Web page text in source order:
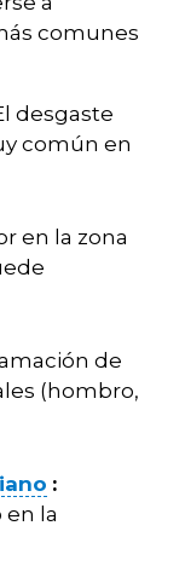
comunes
desgaste
común en
en la zona
de
(hombro,
:
la